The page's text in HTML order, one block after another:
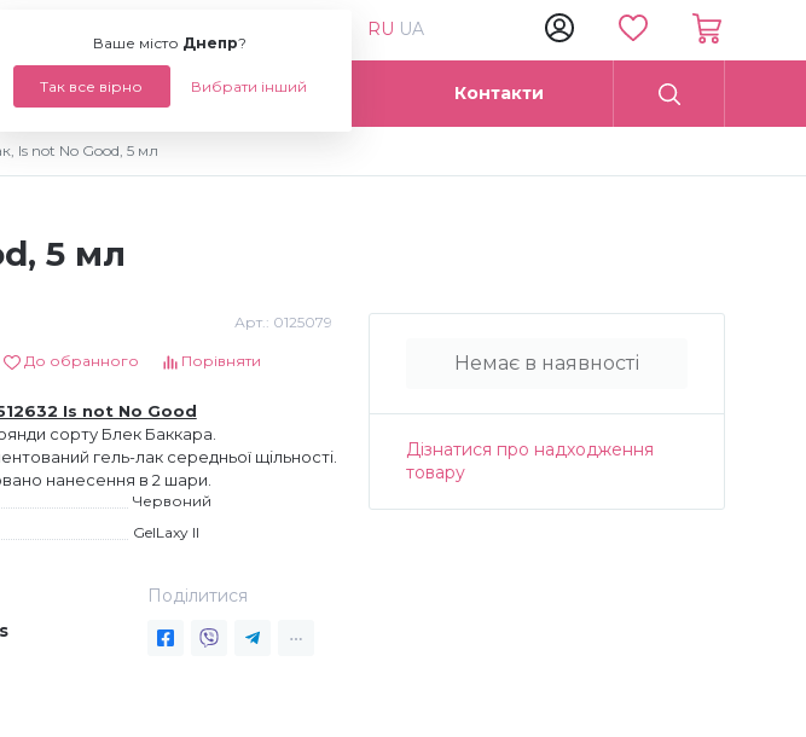
Ваше місто Днепр?
Так все вірно Вибрати інший
RU UA
Статті Опт Контакти
Is not No Good, 5 мл
5 мл
Арт.: 0125079
До обранного Порівняти
Is not No Good
сорту Блек Баккара.
гель-лак середньої щільності.
нанесення в 2 шари.
Червоний
GelLaxy II
Поділитися
Немає в наявності
Дізнатися про надходження
товару